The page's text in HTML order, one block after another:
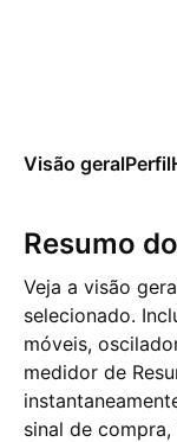
Visão geralPerfil
Resumo
Veja a visão
selecionado.
móveis,
medidor de
sinal de